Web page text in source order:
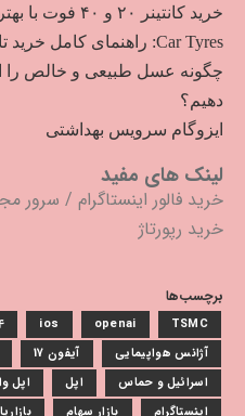
خرید کانتینر ۲۰ و ۴۰ فوت با بهترین قیمت
Car Tyres: راهنمای کامل خرید تایر
چگونه عسل طبیعی و خالص را
دهیم؟
ایزوگام سرویس بهداشتی
لینک های مفید
خرید فالور اینستاگرام / سرور
خرید رپورتاژ
برچسب‌ها
ios openai TSMC
آژانس هواپیمایی
آیفون 17
اسرائیل و حماس
اپل اپل